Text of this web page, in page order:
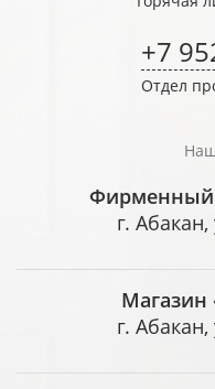
+7
Отдел
Фирменный
г.
Магазин
г.